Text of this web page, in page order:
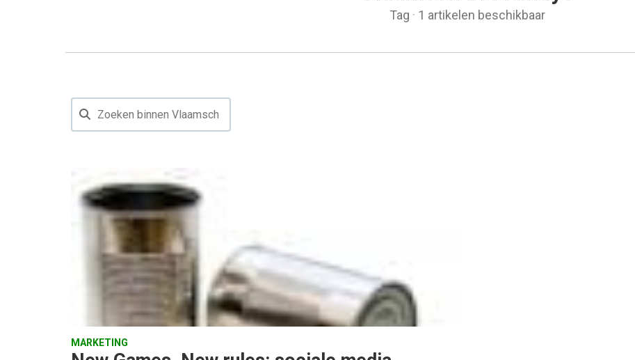
Tag · 1 artikelen beschikbaar
MARKETING